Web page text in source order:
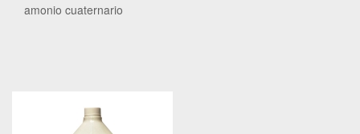
amonio cuaternario